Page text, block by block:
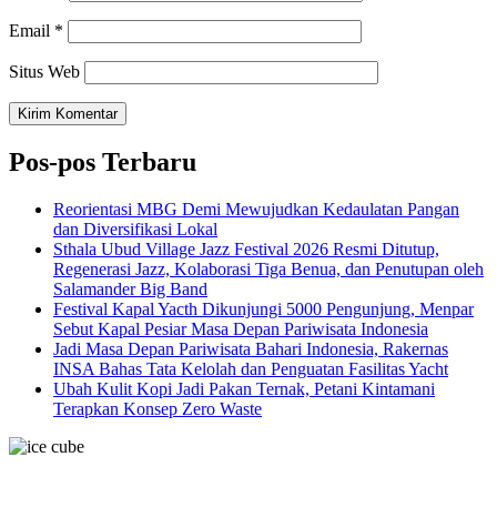
Email *
Situs Web
Pos-pos Terbaru
Reorientasi MBG Demi Mewujudkan Kedaulatan Pangan
dan Diversifikasi Lokal
Sthala Ubud Village Jazz Festival 2026 Resmi Ditutup,
Regenerasi Jazz, Kolaborasi Tiga Benua, dan Penutupan oleh
Salamander Big Band
Festival Kapal Yacth Dikunjungi 5000 Pengunjung, Menpar
Sebut Kapal Pesiar Masa Depan Pariwisata Indonesia
Jadi Masa Depan Pariwisata Bahari Indonesia, Rakernas
INSA Bahas Tata Kelolah dan Penguatan Fasilitas Yacht
Ubah Kulit Kopi Jadi Pakan Ternak, Petani Kintamani
Terapkan Konsep Zero Waste